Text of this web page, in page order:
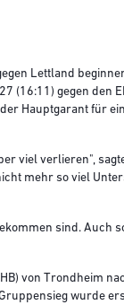
Lettland
gegen den
Hauptgarant für
viel verlieren",
mehr so viel
sind. Auch
von Trondheim
wurde